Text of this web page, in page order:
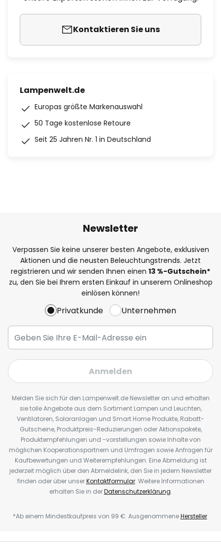
Kontaktieren Sie uns
Lampenwelt.de
Europas größte Markenauswahl
50 Tage kostenlose Retoure
Seit 25 Jahren Nr. 1 in Deutschland
Newsletter
Verpassen Sie keine unserer besten Angebote, exklusiven
Aktionen und die neusten Beleuchtungstrends. Jetzt
registrieren und wir senden Ihnen einen 13 %-Gutschein*
zu, den Sie bei Ihrem ersten Einkauf in unserem Onlineshop
einlösen können!
Privatkunde Unternehmen
Anmelden
Melden Sie sich für den Lampenwelt.de Newsletter an und erhalten
sie tolle Angebote aus dem Sortiment Lampen und Leuchten,
Ventilatoren, Solaranlagen und Smart Home Produkte, Rabatt-
Gutscheine, Produktpreis-Reduzierungen oder Aktionspakete,
Produktempfehlungen und -vorstellungen sowie Inhalte von
möglichen Kooperationspartnern und Umfragen sowie Anfragen für
Kaufbewertungen und Weiterempfehlungen. Eine Abmeldung ist
jederzeit möglich über den Abmeldelink, den Sie in jedem Newsletter
finden oder über unserKontaktformular. Weitere Informationen
erhalten Sie in derDatenschutzerklärung.
*Ab einem Mindestkaufpreis von 99 €. AusgenommeneHersteller.